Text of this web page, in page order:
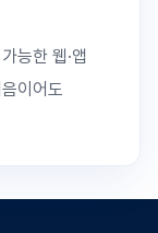
능한 웹·앱
이어도